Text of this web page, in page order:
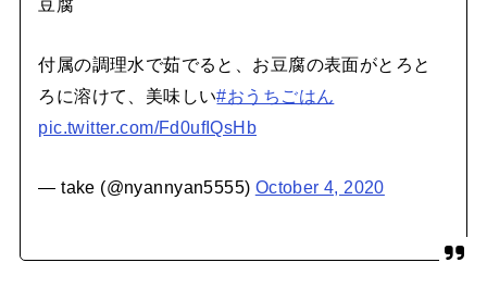
豆腐
付属の調理水で茹でると、お豆腐の表面がとろと
ろに溶けて、美味しい#おうちごはん
pic.twitter.com/Fd0ufIQsHb
— take (@nyannyan5555) October 4, 2020